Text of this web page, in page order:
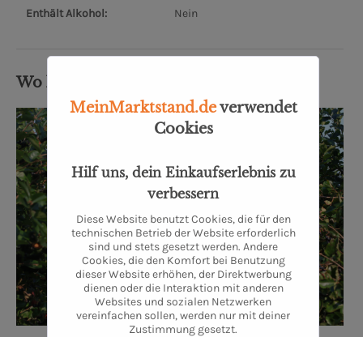
Enthält Alkohol: Nein
Wo kommt's her?
MeinMarktstand.deverwendet
Cookies
Hilf uns, dein Einkaufserlebnis zu
verbessern
Diese Website benutzt Cookies, die für den
technischen Betrieb der Website erforderlich
sind und stets gesetzt werden. Andere
Cookies, die den Komfort bei Benutzung
dieser Website erhöhen, der Direktwerbung
dienen oder die Interaktion mit anderen
Websites und sozialen Netzwerken
vereinfachen sollen, werden nur mit deiner
Zustimmung gesetzt.